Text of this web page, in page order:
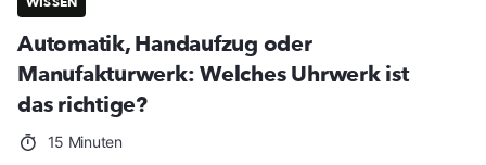
Automatik, Handaufzug oder
Manufakturwerk: Welches Uhrwerk ist
das richtige?
15 Minuten